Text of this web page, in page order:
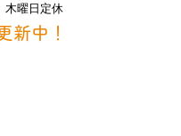
木曜日定休
新中！